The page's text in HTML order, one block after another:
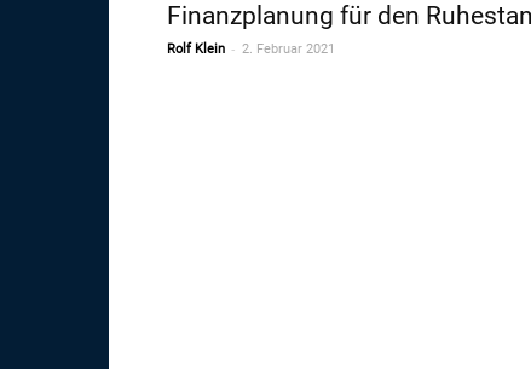
Finanzplanung für den
Rolf Klein - 2. Februar 2021